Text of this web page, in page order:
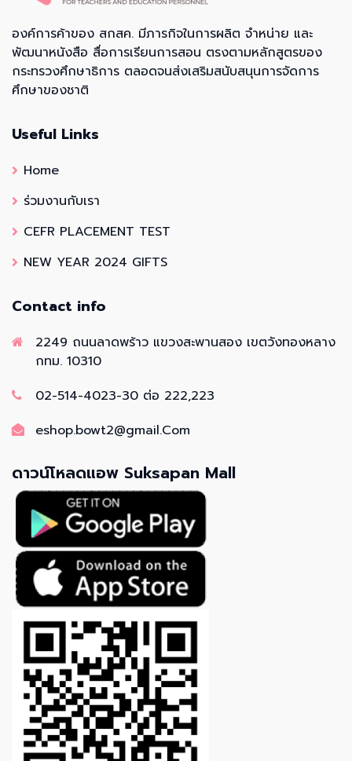
องค์การค้าของ สกสค. มีภารกิจในการผลิต จำหน่าย และ
พัฒนาหนังสือ สื่อการเรียนการสอน ตรงตามหลักสูตรของ
กระทรวงศึกษาธิการ ตลอดจนส่งเสริมสนับสนุนการจัดการ
ศึกษาของชาติ
Useful Links
Home
ร่วมงานกับเรา
CEFR PLACEMENT TEST
NEW YEAR 2024 GIFTS
Contact info
2249 ถนนลาดพร้าว แขวงสะพานสอง เขตวังทองหลาง
กทม. 10310
02-514-4023-30 ต่อ 222,223
eshop.bowt2@gmail.Com
ดาวน์โหลดแอพ Suksapan Mall